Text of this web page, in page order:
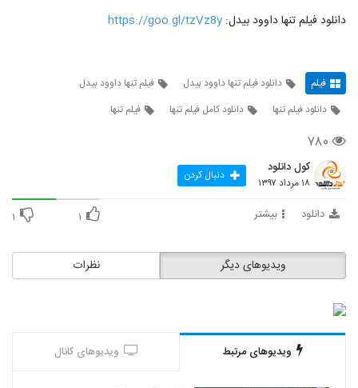
دانلود فیلم تنها داوود بیدل: https://goo.gl/tzVz8y
فیلم دانلود فیلم تنها داوود بیدل
فیلم تنها داوود بیدل
دانلود فیلم تنها
دانلود کامل فیلم تنها فیلم تنها
۷۸۰
کول دانلود
۱۸ مرداد ۱۳۹۷ دنبال کردن
دانلود بیشتر ۱ ۱
نظرات ویدیوهای دیگر
ویدیوهای مرتبط ویدیوهای کانال